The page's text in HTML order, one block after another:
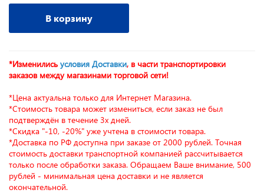
В корзину
*Изменились условия Доставки, в части транспортировки
заказов между магазинами торговой сети!
*Цена актуальна только для Интернет Магазина.
*Стоимость товара может измениться, если заказ не был
подтверждён в течение 3х дней.
*Скидка "-10, -20%" уже учтена в стоимости товара.
*Доставка по РФ доступна при заказе от 2000 рублей. Точная
стоимость доставки транспортной компанией рассчитывается
только после обработки заказа. Обращаем Ваше внимание, 500
рублей - минимальная цена доставки и не является
окончательной.